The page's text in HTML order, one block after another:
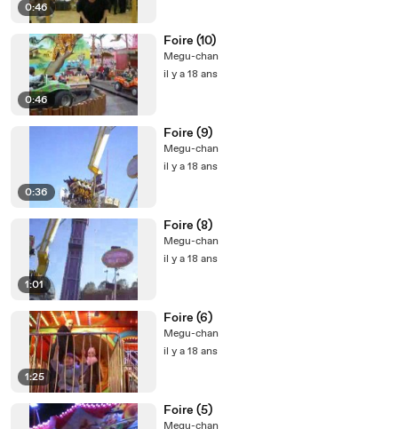
0:46
0:46
Foire (10)
Megu-chan
il y a 18 ans
0:36
Foire (9)
Megu-chan
il y a 18 ans
1:01
Foire (8)
Megu-chan
il y a 18 ans
1:25
Foire (6)
Megu-chan
il y a 18 ans
Foire (5)